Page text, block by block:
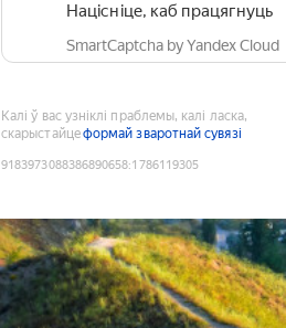
Націсніце, каб працягнуць
SmartCaptcha by Yandex Cloud
Калі ў вас узніклі праблемы, калі ласка,
скарыстайцеформай зваротнай сувязі
9183973088386890658:1786119305